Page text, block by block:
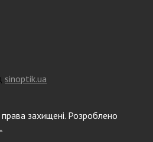
sinoptik.ua
права захищені. Розроблено